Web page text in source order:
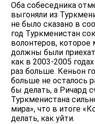
Оба собеседника
выгоняли из
не было сказано в
год Туркменистан
волонтеров, которое
должны были
как в 2003-2005
раз больше. Кеньон
больше не осталось
бы делать, а Ричард
Туркменистана
мира», что в итоге
делать, как уйти.